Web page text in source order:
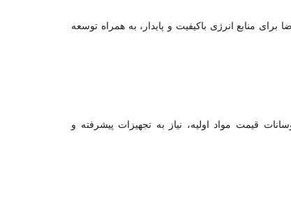
منابع انرژی باکیفیت و پایدار، به همراه توسعه
قیمت مواد اولیه، نیاز به تجهیزات پیشرفته و